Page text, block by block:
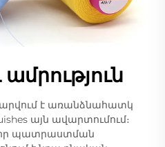
է առանձնահատկ
այն ավարտումում։
պատրաստման